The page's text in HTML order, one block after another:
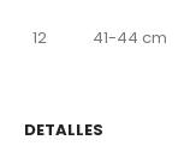
12 41-44 cm
DETALLES